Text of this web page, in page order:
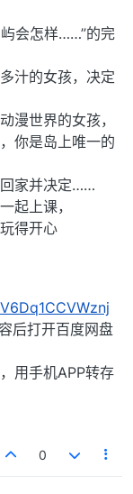
会怎样……”的完
汁的女孩，决定
漫世界的女孩，
你是岛上唯一的
家并决定……
起上课，
得开心
后打开百度网盘
用手机APP转存
0